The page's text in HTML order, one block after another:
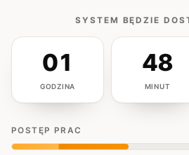
SYSTEM BĘDZIE
01
GODZINA
48
MINUT
POSTĘP PRAC